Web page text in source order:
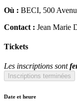
Où : BECI, 500
Contact : Jean Marie
Tickets
Les inscriptions sont
Inscriptions terminées
Date et heure